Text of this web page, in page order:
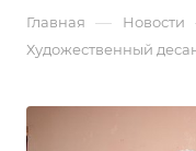
Главная — Новости
Художественный